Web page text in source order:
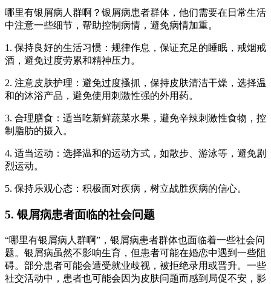
哪里有银屑病人群啊？银屑病患者群体，他们需要在日常生活
中注意一些细节，帮助控制病情，避免病情加重。
1. 保持良好的生活习惯：规律作息，保证充足的睡眠，戒烟戒
酒，避免过度劳累和精神压力。
2. 注意皮肤护理：避免过度搔抓，保持皮肤清洁干燥，选择温
和的沐浴产品，避免使用刺激性强的外用药。
3. 合理膳食：适当吃新鲜蔬菜水果，避免辛辣刺激性食物，控
制脂肪的摄入。
4. 适当运动：选择温和的运动方式，如散步、游泳等，避免剧
烈运动。
5. 保持乐观心态：积极面对疾病，树立战胜疾病的信心。
5. 银屑病患者面临的社会问题
“哪里有银屑病人群啊”，银屑病患者群体也面临着一些社会问
题。银屑病虽然不影响生育，但患者可能在婚恋中遇到一些阻
碍。部分患者可能会遭受就业歧视，被拒绝录用或晋升。一些
社交活动中，患者也可能会因为皮肤问题而感到局促不安，影